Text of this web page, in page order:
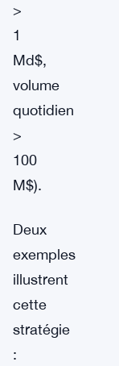
>
1
Md$,
volume
quotidien
>
100
M$).
Deux
exemples
illustrent
cette
stratégie
: